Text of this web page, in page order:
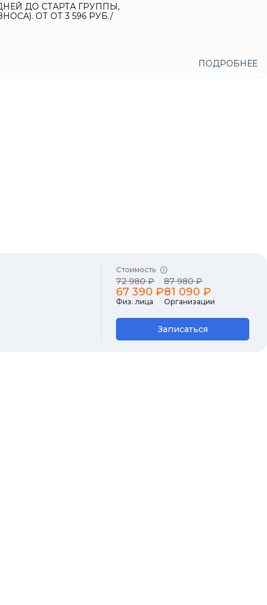
ДО СТАРТА ГРУППЫ,
ОТ ОТ 3 596 РУБ./
ПОДРОБНЕЕ
Стоимость
72 980 ₽
67 390 ₽
Физ. лица
87 980 ₽
81 090 ₽
Организации
Записаться